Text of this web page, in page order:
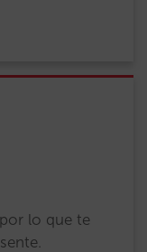
lo que te